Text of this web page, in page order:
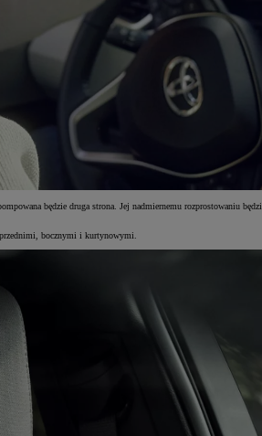
będzie druga strona. Jej nadmiernemu rozprostowaniu
bocznymi i kurtynowymi.